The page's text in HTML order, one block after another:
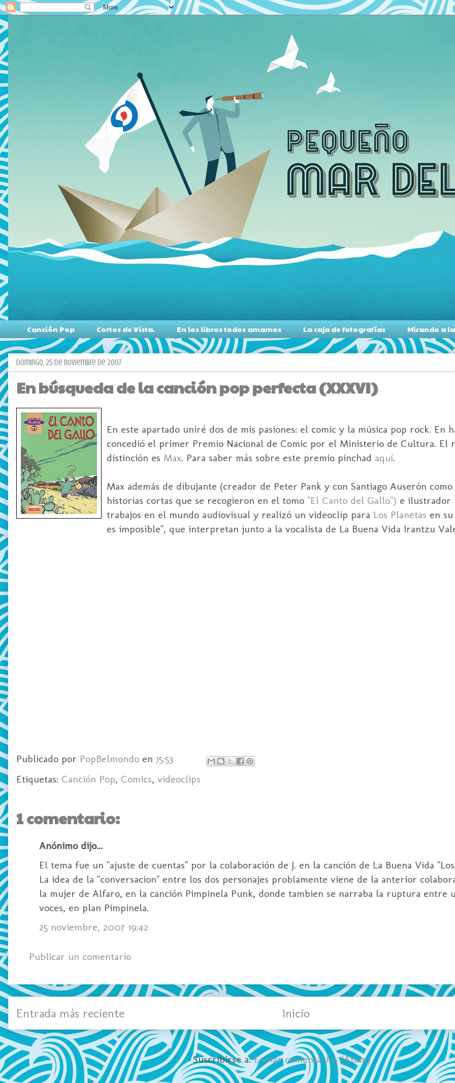
Canción Pop Cortos de Vista. En los libros todos amamos La caja de fotografías Mirando a
domingo, 25 de noviembre de 2007
En búsqueda de la canción pop perfecta (XXXVI)
En este apartado uniré dos de mis pasiones: el comic y la música pop rock. En
concedió el primer Premio Nacional de Comic por el Ministerio de Cultura. El
distinción es Max. Para saber más sobre este premio pinchad aquí.
Max además de dibujante (creador de Peter Pank y con Santiago Auserón
historias cortas que se recogieron en el tomo "El Canto del Gallo") e ilustrador
trabajos en el mundo audiovisual y realizó un videoclip para Los Planetas en
es imposible", que interpretan junto a la vocalista de La Buena Vida Irantzu
Publicado por PopBelmondo en 15:53
Etiquetas: Canción Pop, Comics, videoclips
1 comentario:
Anónimo dijo...
El tema fue un "ajuste de cuentas" por la colaboración de J. en la canción de La Buena Vida
La idea de la "conversacion" entre los dos personajes problamente viene de la anterior
la mujer de Alfaro, en la canción Pimpinela Punk, donde tambien se narraba la ruptura entre
voces, en plan Pimpinela.
25 noviembre, 2007 19:42
Publicar un comentario
Entrada más reciente Inicio
Suscribirse a:Enviar comentarios (Atom)